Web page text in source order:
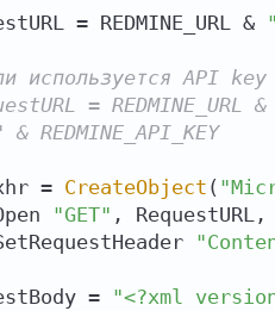
= REDMINE_URL &
используется API key
=
REDMINE_API_KEY
= CreateObject (
"GET" ,
=
"<?xml